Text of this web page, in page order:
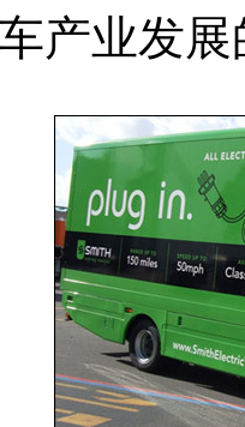
产业发